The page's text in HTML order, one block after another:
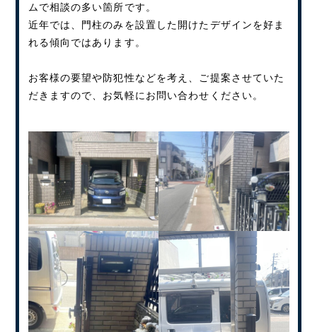
ムで相談の多い箇所です。
近年では、門柱のみを設置した開けたデザインを好ま
れる傾向ではあります。
お客様の要望や防犯性などを考え、ご提案させていた
だきますので、お気軽にお問い合わせください。